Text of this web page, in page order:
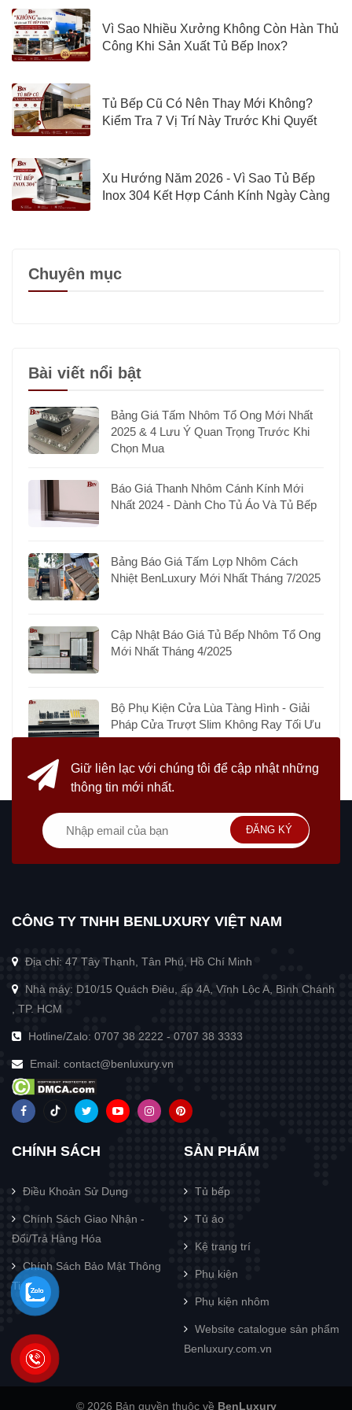
Vì Sao Nhiều Xưởng Không Còn Hàn Thủ
Công Khi Sản Xuất Tủ Bếp Inox?
Tủ Bếp Cũ Có Nên Thay Mới Không?
Kiểm Tra 7 Vị Trí Này Trước Khi Quyết
Xu Hướng Năm 2026 - Vì Sao Tủ Bếp
Inox 304 Kết Hợp Cánh Kính Ngày Càng
Chuyên mục
Bài viết nổi bật
Bảng Giá Tấm Nhôm Tổ Ong Mới Nhất
2025 & 4 Lưu Ý Quan Trọng Trước Khi
Chọn Mua
Báo Giá Thanh Nhôm Cánh Kính Mới
Nhất 2024 - Dành Cho Tủ Áo Và Tủ Bếp
Bảng Báo Giá Tấm Lợp Nhôm Cách
Nhiệt BenLuxury Mới Nhất Tháng 7/2025
Cập Nhật Báo Giá Tủ Bếp Nhôm Tổ Ong
Mới Nhất Tháng 4/2025
Bộ Phụ Kiện Cửa Lùa Tàng Hình - Giải
Pháp Cửa Trượt Slim Không Ray Tối Ưu
Giữ liên lạc với chúng tôi để cập nhật những
thông tin mới nhất.
ĐĂNG KÝ
CÔNG TY TNHH BENLUXURY VIỆT NAM
Địa chỉ: 47 Tây Thạnh, Tân Phú, Hồ Chí Minh
Nhà máy: D10/15 Quách Điêu, ấp 4A, Vĩnh Lộc A, Bình Chánh
, TP. HCM
Hotline/Zalo: 0707 38 2222 - 0707 38 3333
Email: contact@benluxury.vn
CHÍNH SÁCH
Điều Khoản Sử Dụng
Chính Sách Giao Nhận -
Đổi/Trả Hàng Hóa
Chính Sách Bảo Mật Thông
Tin
SẢN PHẨM
Tủ bếp
Tủ áo
Kệ trang trí
Phụ kiện
Phụ kiện nhôm
Website catalogue sản phẩm
Benluxury.com.vn
© 2026 Bản quyền thuộc về BenLuxury